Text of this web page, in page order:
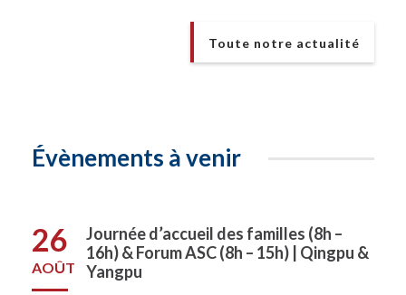
Toute notre actualité
Évènements à venir
26
AOÛT
Journée d’accueil des familles (8h –
16h) & Forum ASC (8h – 15h) | Qingpu &
Yangpu